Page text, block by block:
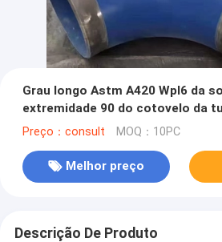
Grau longo Astm A420 Wpl6 da
extremidade 90 do cotovelo da
raio
Preço：consult MOQ：10PC
Melhor preço
Descrição De Produto